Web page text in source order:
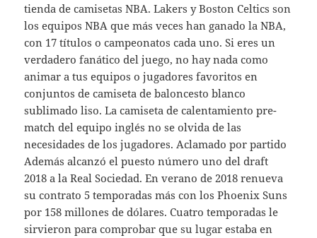
tienda de camisetas NBA. Lakers y Boston Celtics son
los equipos NBA que más veces han ganado la NBA,
con 17 títulos o campeonatos cada uno. Si eres un
verdadero fanático del juego, no hay nada como
animar a tus equipos o jugadores favoritos en
conjuntos de camiseta de baloncesto blanco
sublimado liso. La camiseta de calentamiento pre-
match del equipo inglés no se olvida de las
necesidades de los jugadores. Aclamado por partido
Además alcanzó el puesto número uno del draft
2018 a la Real Sociedad. En verano de 2018 renueva
su contrato 5 temporadas más con los Phoenix Suns
por 158 millones de dólares. Cuatro temporadas le
sirvieron para comprobar que su lugar estaba en